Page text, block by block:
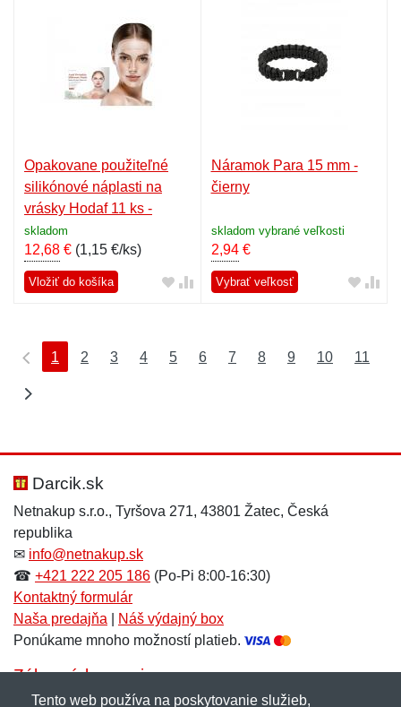
Opakovane použiteľné
silikónové náplasti na
vrásky Hodaf 11 ks -
priehľadné
skladom
12,68 € (1,15 €/ks)
Vložiť do košíka
Náramok Para 15 mm -
čierny
skladom vybrané veľkosti
2,94€
Vybrať veľkosť
1 2 3 4 5 6 7 8 9 10 11
Darcik.sk
Netnakup s.r.o., Tyršova 271, 43801 Žatec, Česká
republika
✉ info@netnakup.sk
☎ +421 222 205 186 (Po-Pi 8:00-16:30)
Kontaktný formulár
Naša predajňa
Náš výdajný box
Ponúkame mnoho možností platieb.
Zákaznícky servis
Tento web používa na poskytovanie služieb,